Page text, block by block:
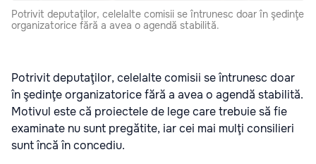
Potrivit deputaţilor, celelalte comisii se întrunesc doar în şedinţe
organizatorice fără a avea o agendă stabilită.
Potrivit deputaţilor, celelalte comisii se întrunesc doar
în şedinţe organizatorice fără a avea o agendă stabilită.
Motivul este că proiectele de lege care trebuie să fie
examinate nu sunt pregătite, iar cei mai mulţi consilieri
sunt încă în concediu.